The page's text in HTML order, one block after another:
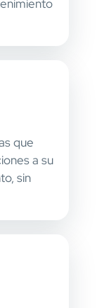
que
a su
sin